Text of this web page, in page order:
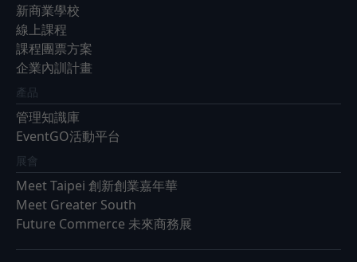
新商業學校
線上課程
課程團票方案
企業內訓計畫
產品
管理知識庫
EventGO活動平台
展會
Meet Taipei 創新創業嘉年華
Meet Greater South
Future Commerce 未來商務展